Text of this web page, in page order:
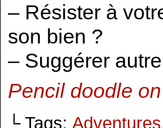
– Résister à
son bien ?
– Suggérer
Pencil doodle
└ Tags: Adventures